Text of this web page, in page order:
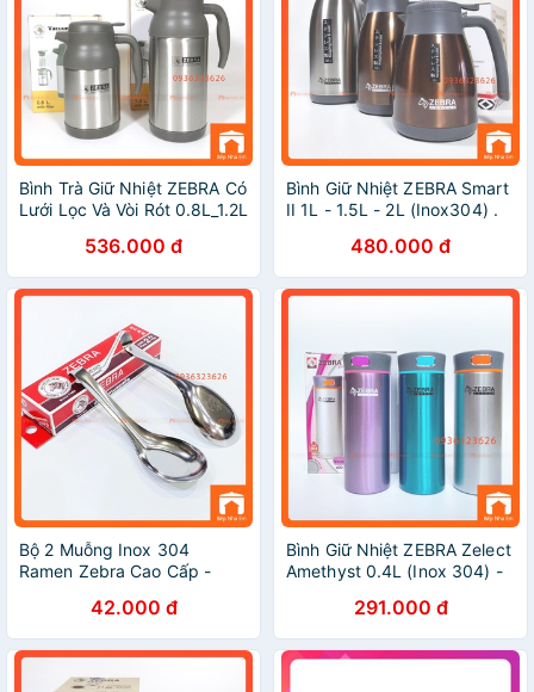
Bình Trà Giữ Nhiệt ZEBRA Có
Lưới Lọc Và Vòi Rót 0.8L_1.2L
- Hàng Nhập Khẩu Thái Lan
536.000 đ
Bình Giữ Nhiệt ZEBRA Smart
II 1L - 1.5L - 2L (Inox304) .
480.000 đ
Bộ 2 Muỗng Inox 304
Ramen Zebra Cao Cấp -
42.000 đ
Bình Giữ Nhiệt ZEBRA Zelect
Amethyst 0.4L (Inox 304) -
291.000 đ